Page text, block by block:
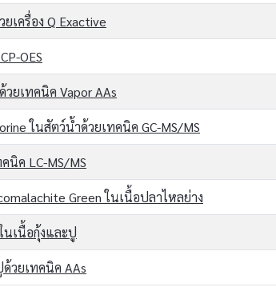
เครื่อง Q Exactive
OES
ยเทคนิค Vapor AAs
ในสัตว์น้ำด้วยเทคนิค GC-MS/MS
นิค LC-MS/MS
Green ในเนื้อปลาไหลย่าง
นเนื้อกุ้งและปู
วยเทคนิค AAs